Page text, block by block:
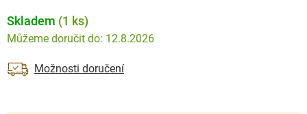
Skladem (1 ks)
12.8.2026
Možnosti doručení